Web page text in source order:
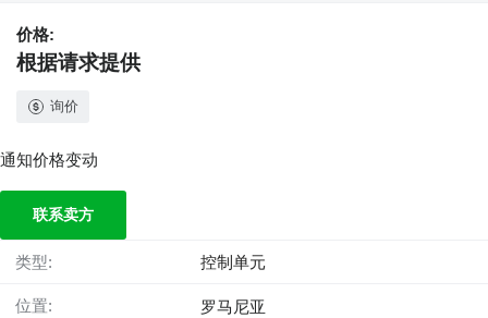
价格:
根据请求提供
询价
通知价格变动
联系卖方
类型: 控制单元
位置:
罗马尼亚